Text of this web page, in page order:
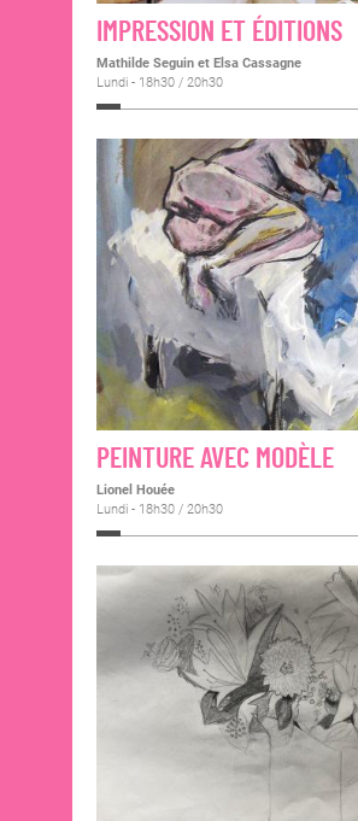
IMPRESSION ET ÉDITIONS
Mathilde Seguin et Elsa Cassagne
Lundi - 18h30 / 20h30
PEINTURE AVEC MODÈLE
Lionel Houée
Lundi - 18h30 / 20h30